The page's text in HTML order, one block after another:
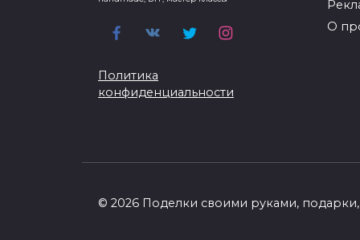
Политика
конфиденциальности
О
© 2026 Поделки своими руками, подарки,